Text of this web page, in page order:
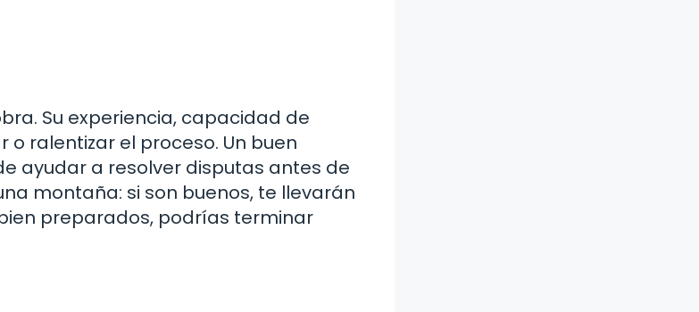
Su experiencia, capacidad de
ralentizar el proceso. Un buen
ayudar a resolver disputas antes de
montaña: si son buenos, te llevarán
preparados, podrías terminar